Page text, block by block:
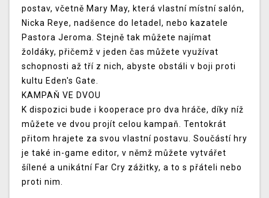
postav, včetně Mary May, která vlastní místní salón,
Nicka Reye, nadšence do letadel, nebo kazatele
Pastora Jeroma. Stejně tak můžete najímat
žoldáky, přičemž v jeden čas můžete využívat
schopnosti až tří z nich, abyste obstáli v boji proti
kultu Eden's Gate.
KAMPAŇ VE DVOU
K dispozici bude i kooperace pro dva hráče, díky níž
můžete ve dvou projít celou kampaň. Tentokrát
přitom hrajete za svou vlastní postavu. Součástí hry
je také in-game editor, v němž můžete vytvářet
šílené a unikátní Far Cry zážitky, a to s přáteli nebo
proti nim.